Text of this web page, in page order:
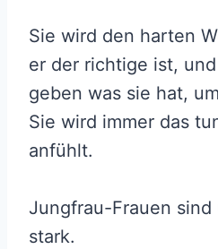
Sie wird den harten
er der richtige ist,
geben was sie hat,
Sie wird immer das
anfühlt.
Jungfrau-Frauen
stark.